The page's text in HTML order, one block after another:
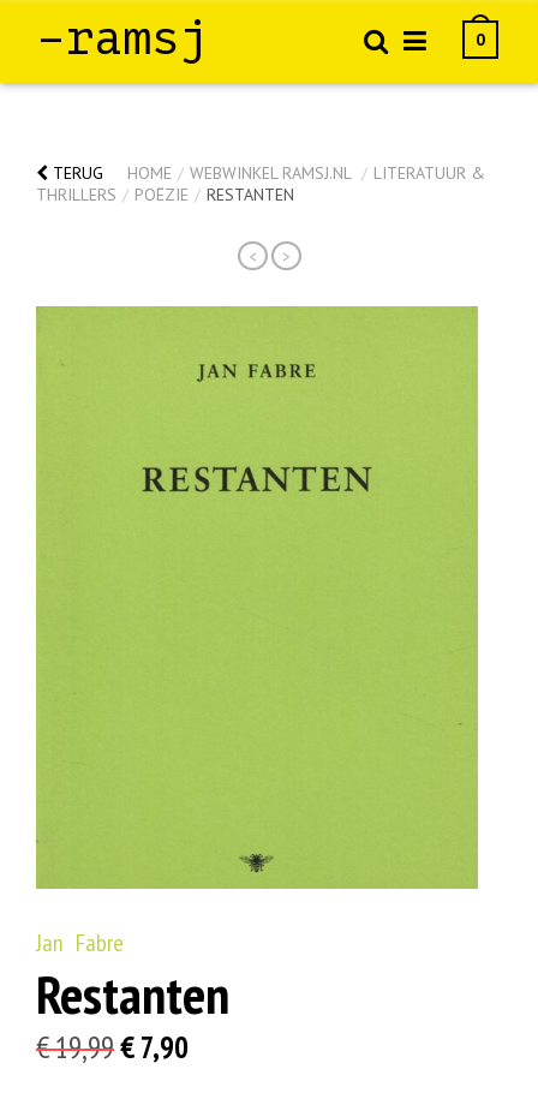
–ramsj 0
TERUG HOME / WEBWINKEL RAMSJ.NL / LITERATUUR &
THRILLERS / POËZIE / RESTANTEN
< >
Jan Fabre
Restanten
€19,99Oorspronkelijke
€7,90